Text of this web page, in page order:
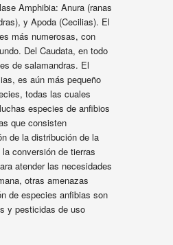
Amphibia: Anura (ranas
y Apoda (Cecilias). El
más numerosas, con
Del Caudata, en todo
de salamandras. El
es aún más pequeño
todas las cuales
especies de anfibios
que consisten
de la distribución de la
conversión de tierras
atender las necesidades
otras amenazas
de especies anfibias son
y pesticidas de uso